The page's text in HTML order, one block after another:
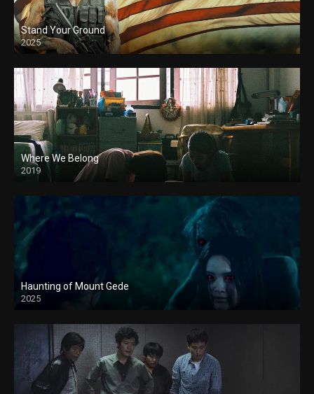
Stand Your Ground
2025
Where We Belong
2019
Haunting of Mount Gede
2025